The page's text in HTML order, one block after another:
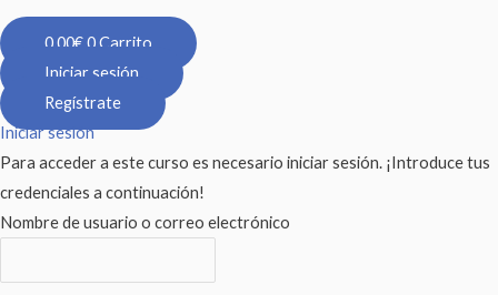
0,00€0Carrito
Iniciar sesión
Regístrate
Iniciar sesión
Para acceder a este curso es necesario iniciar sesión. ¡Introduce tus
credenciales a continuación!
Nombre de usuario o correo electrónico